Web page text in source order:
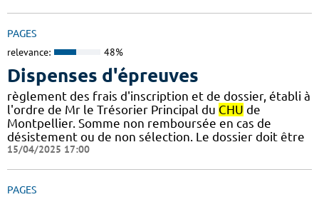
PAGES
relevance: 48%
Dispenses d'épreuves
règlement des frais d'inscription et de dossier, établi à
l'ordre de Mr le Trésorier Principal du CHU de
Montpellier. Somme non remboursée en cas de
désistement ou de non sélection. Le dossier doit être
15/04/2025 17:00
PAGES